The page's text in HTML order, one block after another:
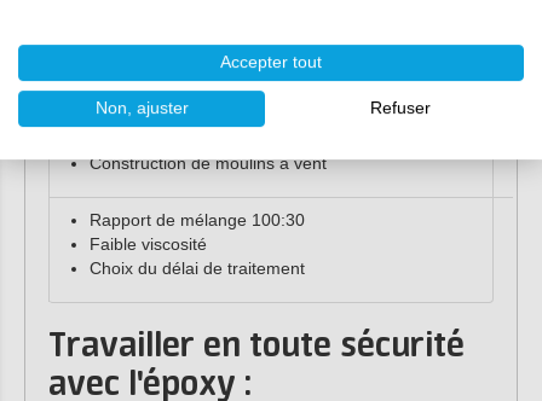
HEXION Résine d'injection
Injection sous vide
Construction de moulins à vent
Rapport de mélange 100:30
Faible viscosité
Choix du délai de traitement
Travailler en toute sécurité
avec l'époxy :
Accepter tout
Non, ajuster Refuser